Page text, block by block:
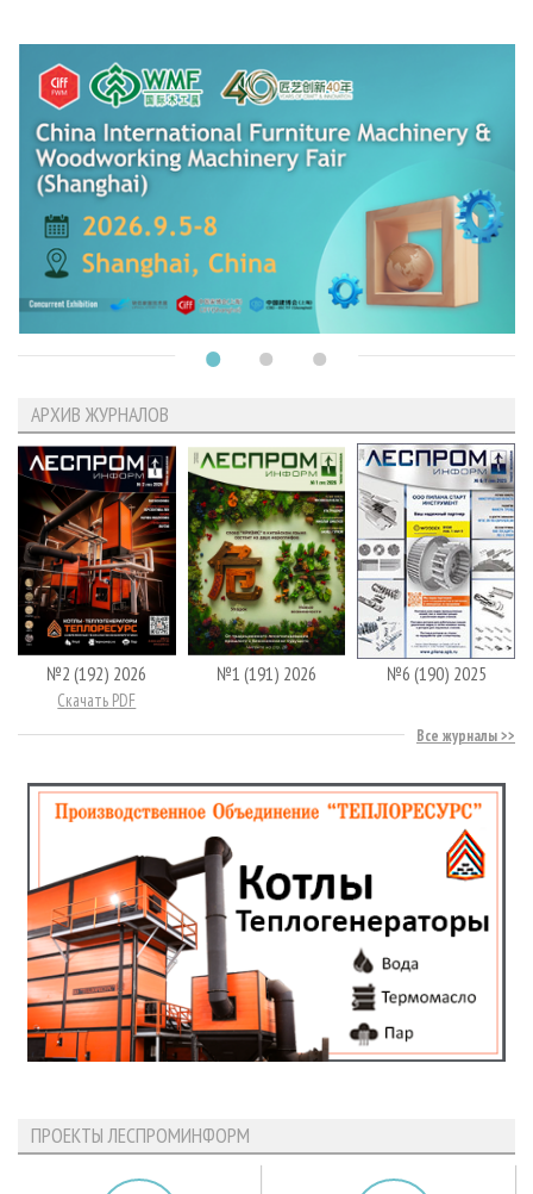
АРХИВ ЖУРНАЛОВ
№2 (192) 2026
Скачать PDF
№1 (191) 2026 №6 (190) 2025
Все журналы
ПРОЕКТЫ ЛЕСПРОМИНФОРМ